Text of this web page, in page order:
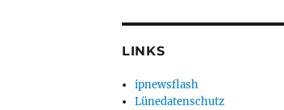
LINKS
ipnewsflash
Lünedatenschutz